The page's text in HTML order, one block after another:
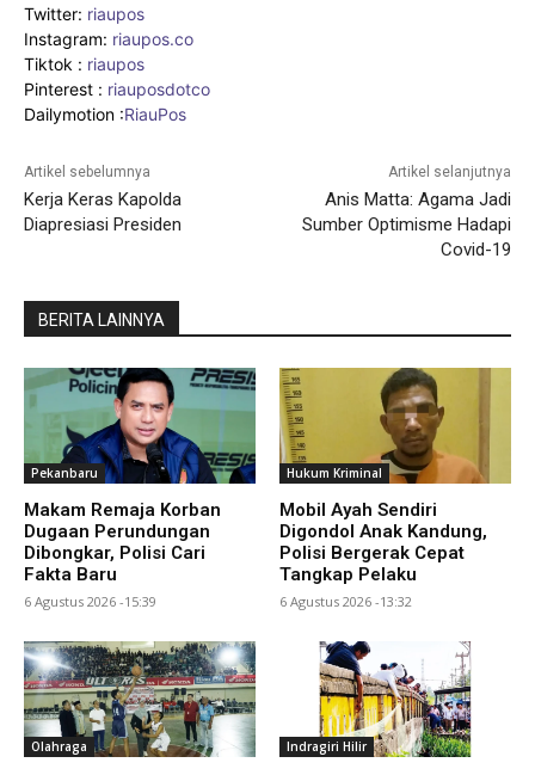
Twitter: riaupos
Instagram: riaupos.co
Tiktok : riaupos
Pinterest : riauposdotco
Dailymotion :RiauPos
Artikel sebelumnya
Kerja Keras Kapolda
Diapresiasi Presiden
Artikel selanjutnya
Anis Matta: Agama Jadi
Sumber Optimisme Hadapi
Covid-19
BERITA LAINNYA
Pekanbaru
Makam Remaja Korban
Dugaan Perundungan
Dibongkar, Polisi Cari
Fakta Baru
6 Agustus 2026 -15:39
Hukum Kriminal
Mobil Ayah Sendiri
Digondol Anak Kandung,
Polisi Bergerak Cepat
Tangkap Pelaku
6 Agustus 2026 -13:32
Olahraga Indragiri Hilir